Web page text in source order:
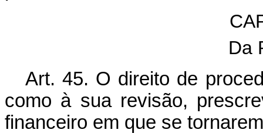
Da
Art. 45. O direito de
como à sua revisão,
financeiro em que se